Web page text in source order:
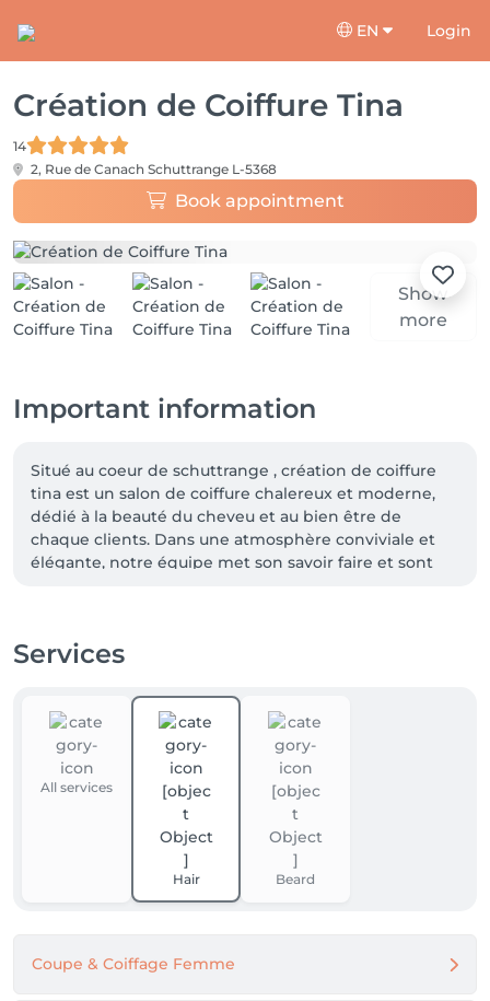
EN Login
Création de Coiffure Tina
14
2, Rue de Canach Schuttrange L-5368
Book appointment
Show
more
Important information
Situé au coeur de schuttrange , création de coiffure
tina est un salon de coiffure chalereux et moderne,
dédié à la beauté du cheveu et au bien être de
chaque clients. Dans une atmosphère conviviale et
élégante, notre équipe met son savoir faire et sont
Grâce à une écoute attentive et à une expertise
Que vous souhaitiez un look naturel, une coupe
tendance ou une coloration audacieuse, création de
coiffure tina vous accompagne pour révéler votre
beauté
Services
All services
Hair Beard
Coupe & Coiffage Femme